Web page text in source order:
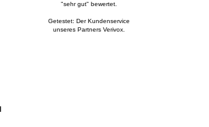
"sehr gut" bewertet.
Getestet: Der Kundenservice
unseres Partners Verivox.